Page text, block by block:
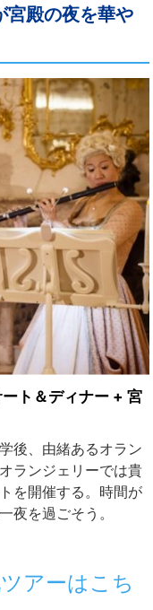
宮殿の夜を華や
ト＆ディナー + 宮
後、由緒あるオラン
ランジェリーでは貴
を開催する。時間が
夜を過ごそう。
アーはこち